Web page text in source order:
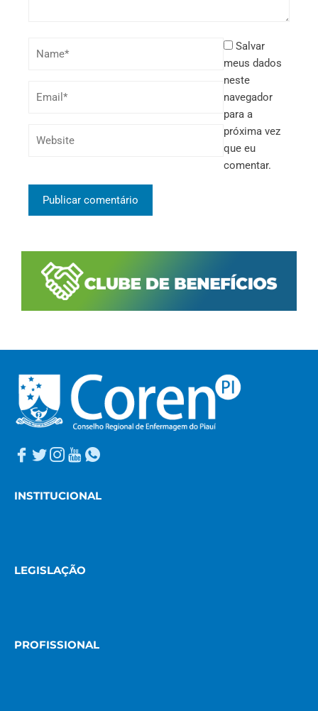
Salvar
meus dados
neste
navegador
para a
próxima vez
que eu
comentar.
INSTITUCIONAL
LEGISLAÇÃO
PROFISSIONAL